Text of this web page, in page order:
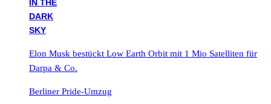
Elon Musk bestückt Low Earth Orbit mit 1 Mio Satelliten für
Darpa & Co.
Berliner Pride-Umzug